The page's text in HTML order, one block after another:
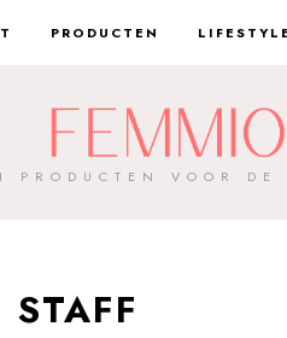
PRODUCTEN
VOOR DE
STAFF